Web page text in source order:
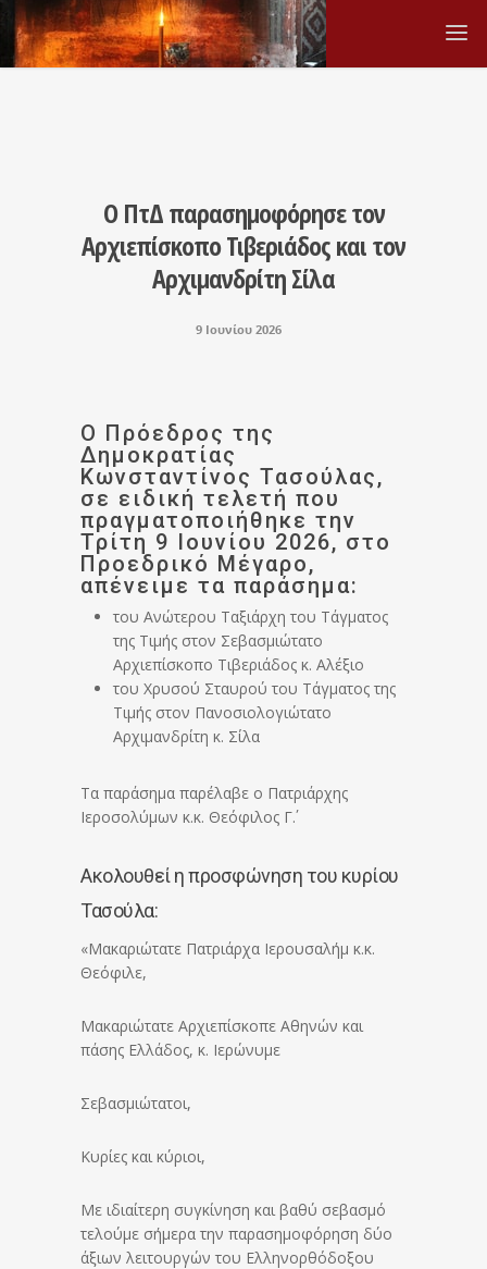
Ο ΠτΔ παρασημοφόρησε τον
Αρχιεπίσκοπο Τιβεριάδος και τον
Αρχιμανδρίτη Σίλα
9 Ιουνίου 2026
Ο Πρόεδρος της
Δημοκρατίας
Κωνσταντίνος Τασούλας,
σε ειδική τελετή που
πραγματοποιήθηκε την
Τρίτη 9 Ιουνίου 2026, στο
Προεδρικό Μέγαρο,
απένειμε τα παράσημα:
του Ανώτερου Ταξιάρχη του Τάγματος
της Τιμής στον Σεβασμιώτατο
Αρχιεπίσκοπο Τιβεριάδος κ. Αλέξιο
του Χρυσού Σταυρού του Τάγματος της
Τιμής στον Πανοσιολογιώτατο
Αρχιμανδρίτη κ. Σίλα
Τα παράσημα παρέλαβε ο Πατριάρχης
Ιεροσολύμων κ.κ. Θεόφιλος Γ΄.
Ακολουθεί η προσφώνηση του κυρίου
Τασούλα:
«Μακαριώτατε Πατριάρχα Ιερουσαλήμ κ.κ.
Θεόφιλε,
Μακαριώτατε Αρχιεπίσκοπε Αθηνών και
πάσης Ελλάδος, κ. Ιερώνυμε
Σεβασμιώτατοι,
Κυρίες και κύριοι,
Με ιδιαίτερη συγκίνηση και βαθύ σεβασμό
τελούμε σήμερα την παρασημοφόρηση δύο
άξιων λειτουργών του Ελληνορθόδοξου